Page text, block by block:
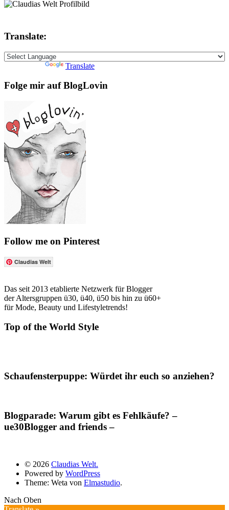
Translate:
Translate
Folge mir auf BlogLovin
Follow me on Pinterest
Claudias Welt
Das seit 2013 etablierte Netzwerk für Blogger
der Altersgruppen ü30, ü40, ü50 bis hin zu ü60+
für Mode, Beauty und Lifestyletrends!
Top of the World Style
Schaufensterpuppe: Würdet ihr euch so anziehen?
Blogparade: Warum gibt es Fehlkäufe? –
ue30Blogger and friends –
© 2026 Claudias Welt.
Powered by WordPress
Theme: Weta von Elmastudio.
Nach Oben